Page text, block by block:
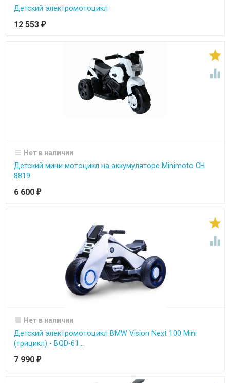
Детский электромотоцикл
12 553 ₽


Нет в наличии
Детский мини мотоцикл на аккумуляторе Minimoto CH
8819
6 600 ₽


Нет в наличии
Детский электромотоцикл BMW Vision Next 100 Mini
(трицикл) - BQD-61...
7 990 ₽